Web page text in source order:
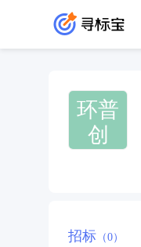
环普
创
招标 （0）